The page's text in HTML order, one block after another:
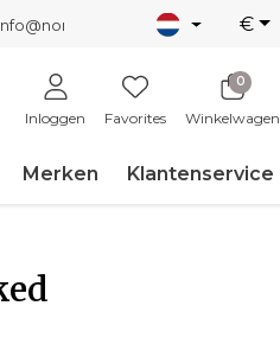
€
Inloggen Favorites
0
Winkelwagen
Merken Klantenservice